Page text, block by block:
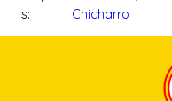
s:
Chicharro